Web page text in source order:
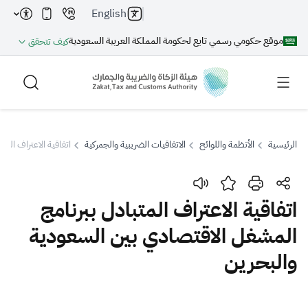
موقع حكومي رسمي تابع لحكومة المملكة العربية السعوديةكيف تتحقق
English
بحث
بحث بحث AI
اقتراحات
الرئيسية الأنظمة واللوائح الاتفاقيات الضريبية والجمركية اتفاقية الاعتراف
اتفاقية الاعتراف المتبادل ببرنامج
المشغل الاقتصادي بين السعودية
والبحرين